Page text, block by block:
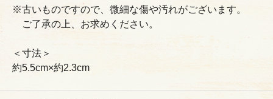
※古いものですので、微細な傷や汚れがございます。
ご了承の上、お求めください。
＜寸法＞
約5.5cm×約2.3cm